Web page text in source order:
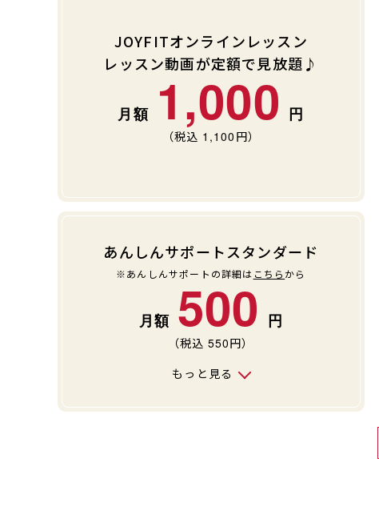
JOYFITオンラインレッスン
レッスン動画が定額で見放題♪
1,000
（税込 1,100 円）
あんしんサポートスタンダード
※あんしんサポートの詳細は こちら から
500
（税込 550円）
もっと見る